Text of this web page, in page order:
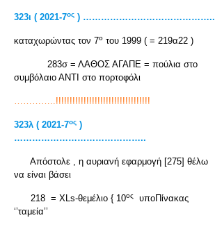
323ι ( 2021-7ος ) ……………………………………..
καταχωρώντας τον 7ο του 1999 ( = 219α22 )
283σ = ΛΑΘΟΣ ΑΓΑΠΕ = πούλια στο
συμβόλαιο ΑΝΤΙ στο πορτοφόλι
…………..!!!!!!!!!!!!!!!!!!!!!!!!!!!!!!!!!!
323λ ( 2021-7ος )
……………………………………..
Απόστολε , η αυριανή εφαρμογή [275] θέλω
να είναι βάσει
218 = XLs-θεμέλιο { 10ος
υποΠίνακας
‘’ταμεία’’